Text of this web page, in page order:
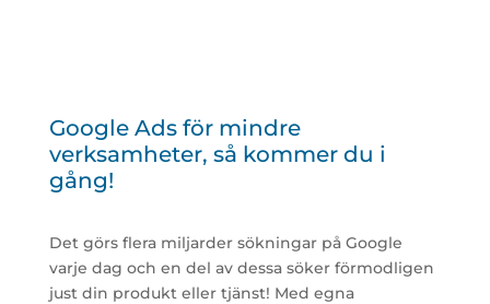
Google Ads för mindre
verksamheter, så kommer du i
gång!
Det görs flera miljarder sökningar på Google
varje dag och en del av dessa söker förmodligen
just din produkt eller tjänst! Med egna